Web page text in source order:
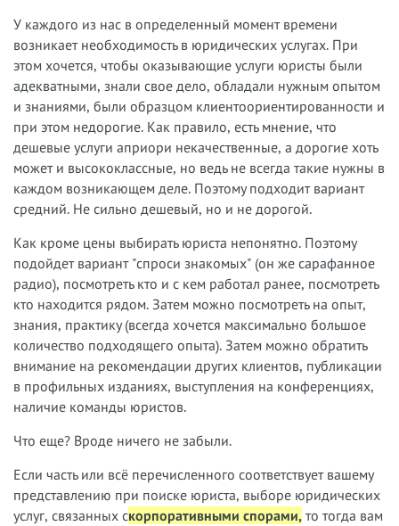
У каждого из нас в определенный момент времени
возникает необходимость в юридических услугах. При
этом хочется, чтобы оказывающие услуги юристы были
адекватными, знали свое дело, обладали нужным опытом
и знаниями, были образцом клиентоориентированности и
при этом недорогие. Как правило, есть мнение, что
дешевые услуги априори некачественные, а дорогие хоть
может и высококлассные, но ведь не всегда такие нужны в
каждом возникающем деле. Поэтому подходит вариант
средний. Не сильно дешевый, но и не дорогой.
Как кроме цены выбирать юриста непонятно. Поэтому
подойдет вариант "спроси знакомых" (он же сарафанное
радио), посмотреть кто и с кем работал ранее, посмотреть
кто находится рядом. Затем можно посмотреть на опыт,
знания, практику (всегда хочется максимально большое
количество подходящего опыта). Затем можно обратить
внимание на рекомендации других клиентов, публикации
в профильных изданиях, выступления на конференциях,
наличие команды юристов.
Что еще? Вроде ничего не забыли.
Если часть или всё перечисленного соответствует вашему
представлению при поиске юриста, выборе юридических
услуг, связанных скорпоративными спорами, то тогда вам